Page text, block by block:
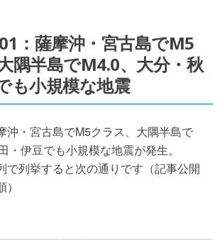
：薩摩沖・宮古島でM5
隅半島でM4.0、大分・秋
も小規模な地震
沖・宮古島でM5クラス、大隅半島で
・伊豆でも小規模な地震が発生。
で列挙すると次の通りです（記事公開